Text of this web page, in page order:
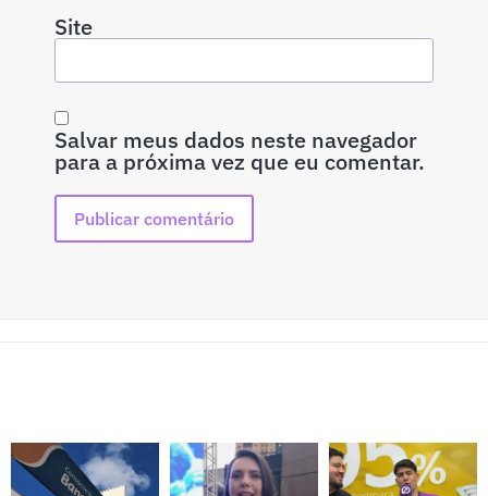
Site
Salvar meus dados neste navegador
para a próxima vez que eu comentar.